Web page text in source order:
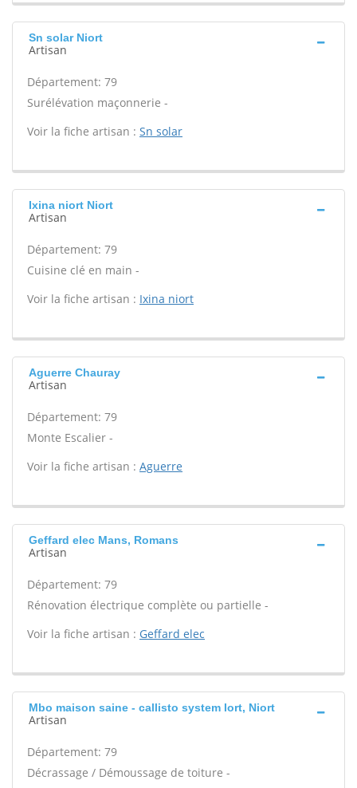
Sn solar Niort
Artisan
Département: 79
Surélévation maçonnerie -
Voir la fiche artisan : Sn solar
Ixina niort Niort
Artisan
Département: 79
Cuisine clé en main -
Voir la fiche artisan : Ixina niort
Aguerre Chauray
Artisan
Département: 79
Monte Escalier -
Voir la fiche artisan : Aguerre
Geffard elec Mans, Romans
Artisan
Département: 79
Rénovation électrique complète ou partielle -
Voir la fiche artisan : Geffard elec
Mbo maison saine - callisto system Iort, Niort
Artisan
Département: 79
Décrassage / Démoussage de toiture -